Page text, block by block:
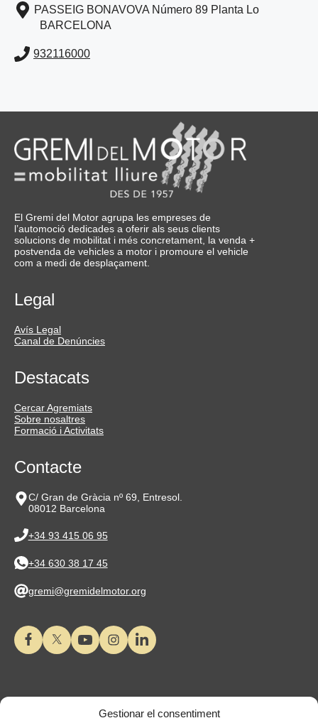
Gestionar el consentiment
PASSEIG BONAVOVA Número 89 Planta Lo
BARCELONA
932116000
El Gremi del Motor agrupa les empreses de
l’automoció dedicades a oferir als seus clients
solucions de mobilitat i més concretament, la venda +
postvenda de vehicles a motor i promoure el vehicle
com a medi de desplaçament.
Legal
Avís Legal
Canal de Denúncies
Destacats
Cercar Agremiats
Sobre nosaltres
Formació i Activitats
Contacte
C/ Gran de Gràcia nº 69, Entresol.
08012 Barcelona
+34 93 415 06 95
+34 630 38 17 45
gremi@gremidelmotor.org